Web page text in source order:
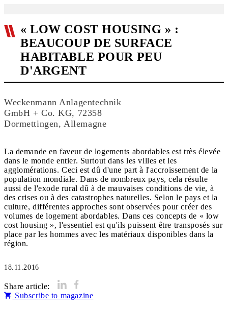
« LOW COST HOUSING » :
BEAUCOUP DE SURFACE
HABITABLE POUR PEU
D'ARGENT
Weckenmann Anlagentechnik
GmbH + Co. KG, 72358
Dormettingen, Allemagne
La demande en faveur de logements abordables est très élevée
dans le monde entier. Surtout dans les villes et les
agglomérations. Ceci est dû d'une part à l'accroissement de la
population mondiale. Dans de nombreux pays, cela résulte
aussi de l'exode rural dû à de mauvaises conditions de vie, à
des crises ou à des catastrophes naturelles. Selon le pays et la
culture, différentes approches sont observées pour créer des
volumes de logement abordables. Dans ces concepts de « low
cost housing », l'essentiel est qu'ils puissent être transposés sur
place par les hommes avec les matériaux disponibles dans la
région.
18.11.2016
Share article:
Subscribe to magazine